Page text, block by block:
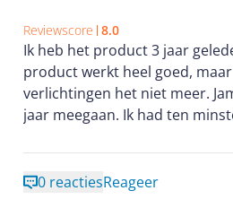
Reviewscore 8.0
Ik heb het product 3 jaar
product werkt heel goed,
verlichtingen het niet meer.
jaar meegaan. Ik had ten minste
monteren. Als ik dit alles
had ik een andere product
0 reactiesReageer